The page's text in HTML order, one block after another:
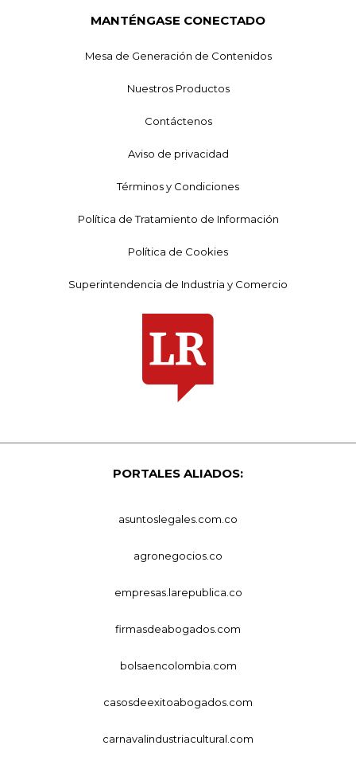
MANTÉNGASE CONECTADO
Mesa de Generación de Contenidos
Nuestros Productos
Contáctenos
Aviso de privacidad
Términos y Condiciones
Política de Tratamiento de Información
Política de Cookies
Superintendencia de Industria y Comercio
PORTALES ALIADOS:
asuntoslegales.com.co
agronegocios.co
empresas.larepublica.co
firmasdeabogados.com
bolsaencolombia.com
casosdeexitoabogados.com
carnavalindustriacultural.com